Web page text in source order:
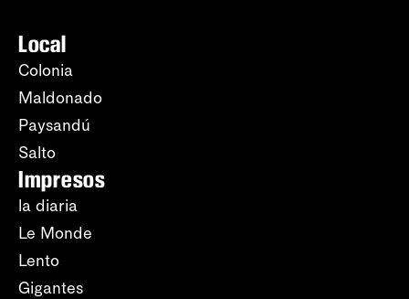
Local
Colonia
Maldonado
Paysandú
Salto
Impresos
la diaria
Le Monde
Lento
Gigantes